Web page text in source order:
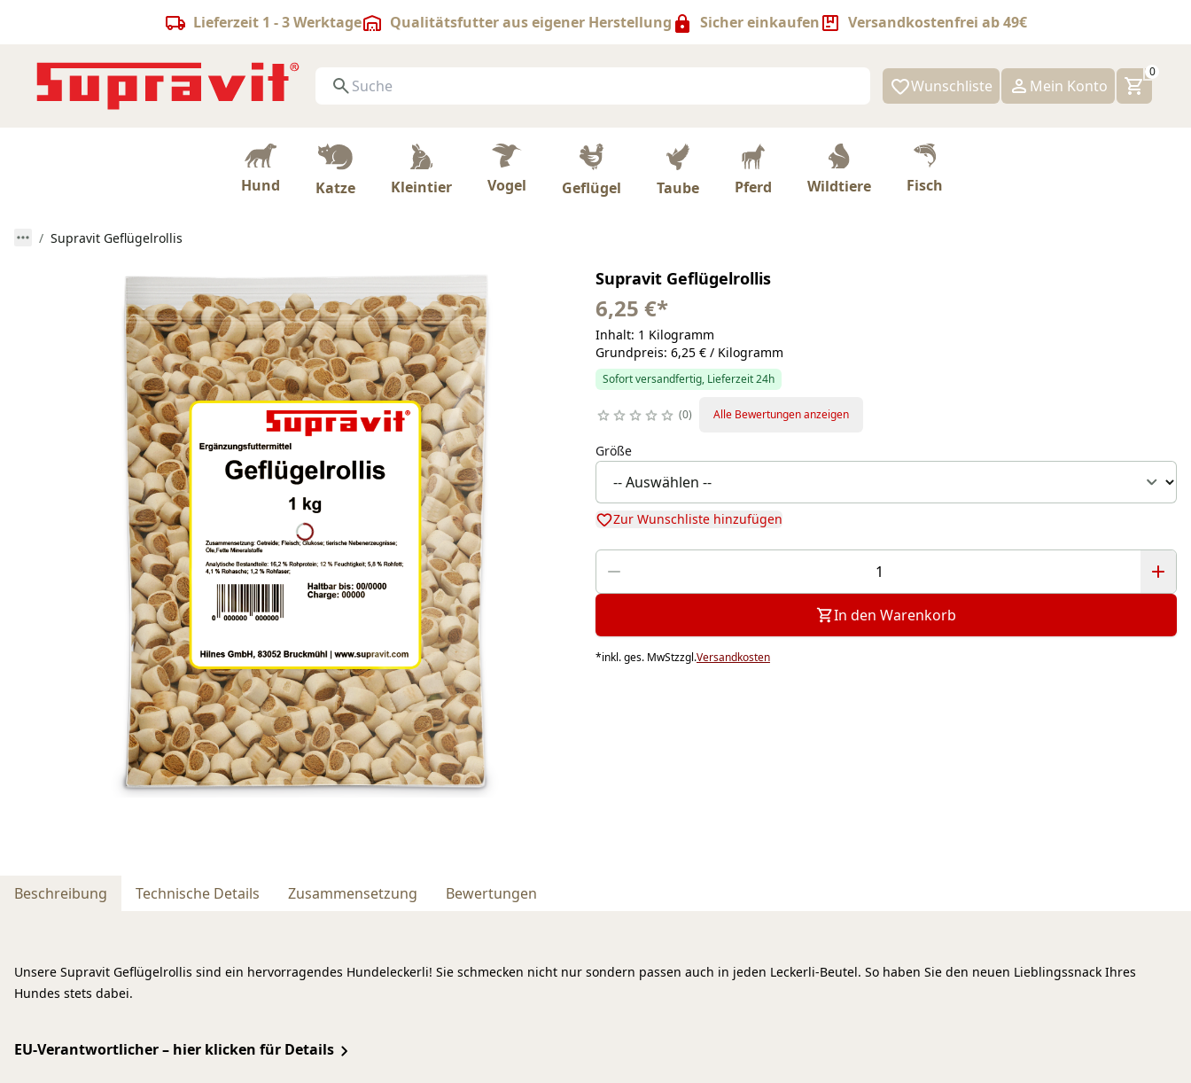
Lieferzeit 1 - 3 Werktage Qualitätsfutter aus eigener Herstellung Sicher einkaufen Versandkostenfrei ab 49€
Wunschliste
0
Mein Konto
Hund Katze Kleintier Vogel Geflügel Taube Pferd Wildtiere Fisch
Supravit Geflügelrollis
Supravit Geflügelrollis
6,25 €*
Inhalt: 1 Kilogramm
Grundpreis: 6,25 € / Kilogramm
Sofort versandfertig, Lieferzeit 24h
0 Alle Bewertungen anzeigen
Größe
Zur Wunschliste hinzufügen
In den Warenkorb
*inkl. ges. MwStzzgl.Versandkosten
Beschreibung Technische Details Zusammensetzung Bewertungen
Unsere Supravit Geflügelrollis sind ein hervorragendes Hundeleckerli! Sie schmecken nicht nur sondern passen auch in jeden Leckerli-Beutel. So haben Sie den neuen Lieblingssnack Ihres
Hundes stets dabei.
EU-Verantwortlicher – hier klicken für Details